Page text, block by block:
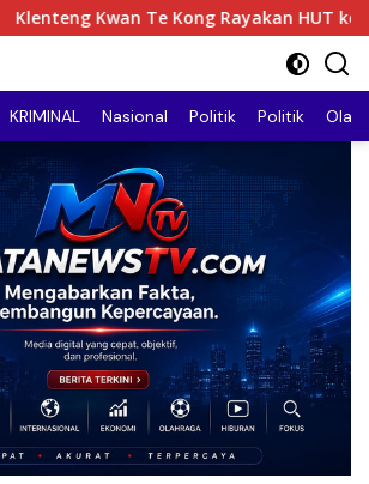
Rayakan HUT ke-272, Ribuan Umat
KRIMINAL Nasional Politik Politik